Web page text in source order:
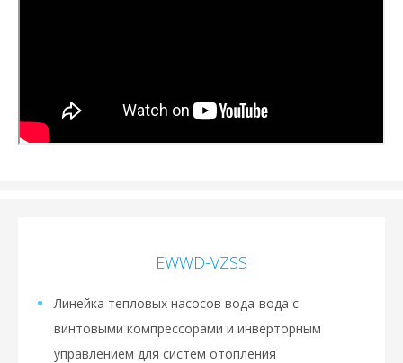
EWWD-VZSS
Линейка тепловых насосов вода-вода с
винтовыми компрессорами и инверторным
управлением для систем отопления